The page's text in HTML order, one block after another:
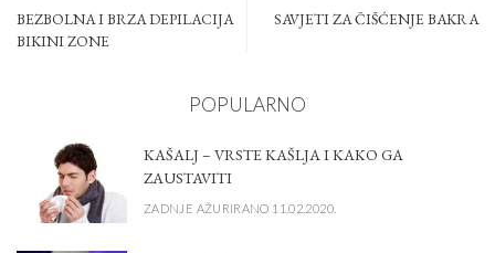
BEZBOLNA I BRZA DEPILACIJA
BIKINI ZONE
SAVJETI ZA ČIŠĆENJE BAKRA
POPULARNO
KAŠALJ – VRSTE KAŠLJA I KAKO GA
ZAUSTAVITI
ZADNJE AŽURIRANO 11.02.2020.